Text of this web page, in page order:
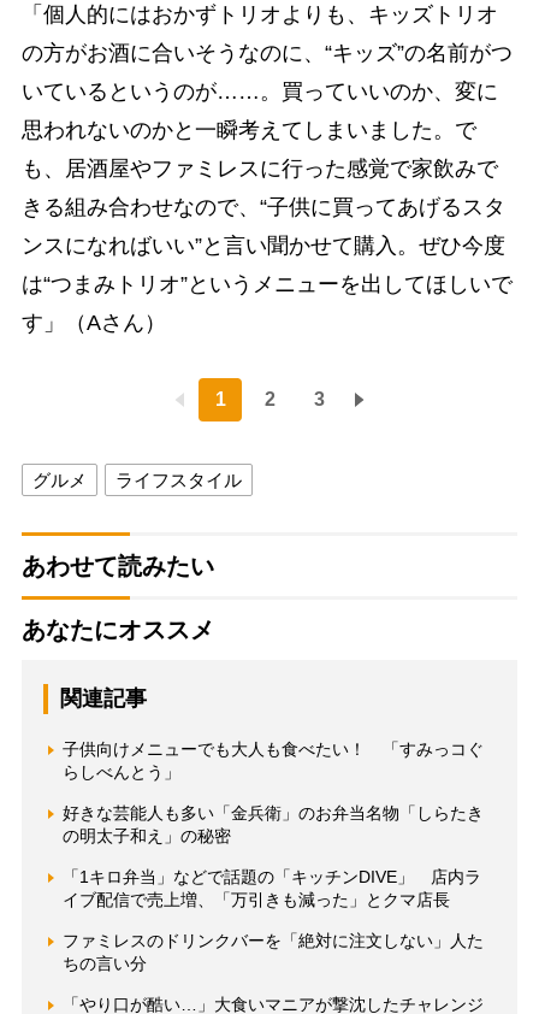
「個人的にはおかずトリオよりも、キッズトリオ
の方がお酒に合いそうなのに、“キッズ”の名前がつ
いているというのが……。買っていいのか、変に
思われないのかと一瞬考えてしまいました。で
も、居酒屋やファミレスに行った感覚で家飲みで
きる組み合わせなので、“子供に買ってあげるスタ
ンスになればいい”と言い聞かせて購入。ぜひ今度
は“つまみトリオ”というメニューを出してほしいで
す」（Aさん）
1 2 3
グルメ ライフスタイル
あわせて読みたい
あなたにオススメ
関連記事
子供向けメニューでも大人も食べたい！ 「すみっコぐ
らしべんとう」
好きな芸能人も多い「金兵衛」のお弁当名物「しらたき
の明太子和え」の秘密
「1キロ弁当」などで話題の「キッチンDIVE」 店内ラ
イブ配信で売上増、「万引きも減った」とクマ店長
ファミレスのドリンクバーを「絶対に注文しない」人た
ちの言い分
「やり口が酷い…」大食いマニアが撃沈したチャレンジ